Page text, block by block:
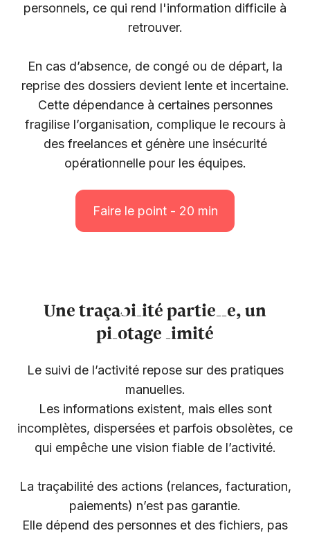
personnels, ce qui rend l'information difficile à
retrouver.
En cas d’absence, de congé ou de départ, la
reprise des dossiers devient lente et incertaine.
Cette dépendance à certaines personnes
fragilise l’organisation, complique le recours à
des freelances et génère une insécurité
opérationnelle pour les équipes.
Faire le point - 20 min
Une traçabilité partielle, un
pilotage limité
Le suivi de l’activité repose sur des pratiques
manuelles.
Les informations existent, mais elles sont
incomplètes, dispersées et parfois obsolètes, ce
qui empêche une vision fiable de l’activité.
La traçabilité des actions (relances, facturation,
paiements) n’est pas garantie.
Elle dépend des personnes et des fichiers, pas